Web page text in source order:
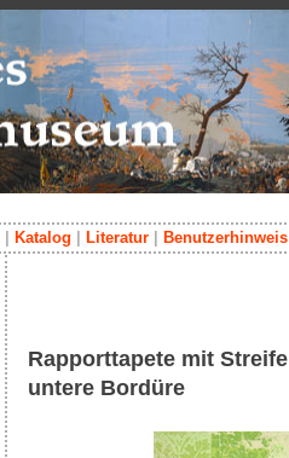
Katalog Literatur Benutzerhinweis
Rapporttapete mit
untere Bordüre